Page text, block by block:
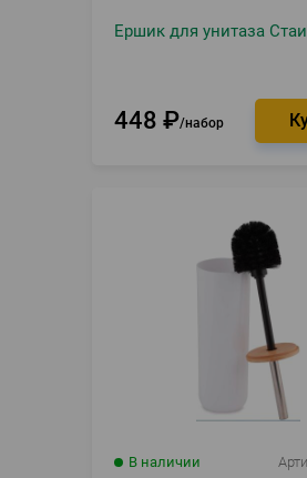
Ершик для унитаза
448 ₽ набор
В наличии